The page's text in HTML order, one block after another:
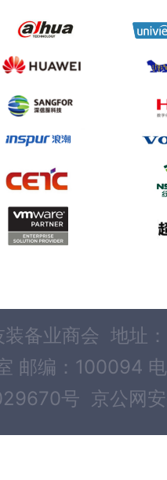
装备业商会 地址
邮编：100094
号 京公网